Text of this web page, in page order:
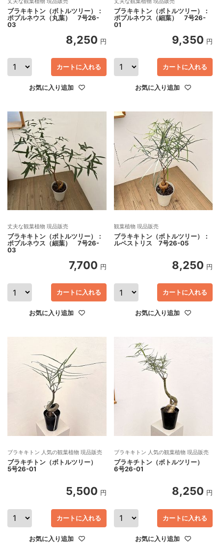
ブラキキトン（ボトルツリー）：
ポプルネウス（丸葉） 7号26-
03
8,250 円
カートに入れる
お気に入り追加
ブラキキトン（ボトルツリー）：
ポプルネウス（細葉） 7号26-
01
9,350 円
カートに入れる
お気に入り追加
丈夫な観葉植物 現品販売
ブラキキトン（ボトルツリー）：
ポプルネウス（細葉） 7号26-
03
7,700 円
カートに入れる
お気に入り追加
観葉植物 現品販売
ブラキキトン（ボトルツリー）：
ルペストリス 7号26-05
8,250 円
カートに入れる
お気に入り追加
ブラキキトン 人気の観葉植物 現品販売
ブラキチトン（ボトルツリー）
5号26-01
5,500 円
カートに入れる
お気に入り追加
ブラキキトン 人気の観葉植物 現品販売
ブラキチトン（ボトルツリー）
6号26-01
8,250 円
カートに入れる
お気に入り追加